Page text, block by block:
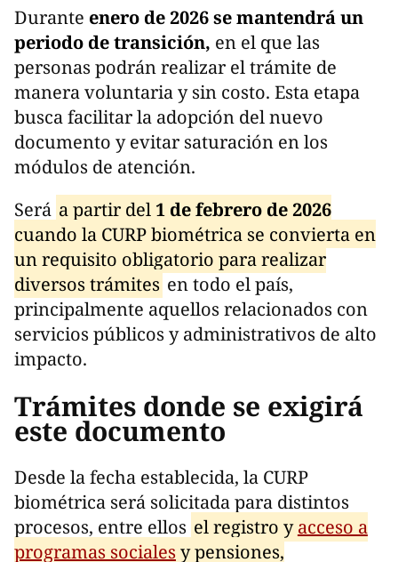
Durante enero de 2026 se mantendrá un
periodo de transición, en el que las
personas podrán realizar el trámite de
manera voluntaria y sin costo. Esta etapa
busca facilitar la adopción del nuevo
documento y evitar saturación en los
módulos de atención.
Será a partir del 1 de febrero de 2026
cuando la CURP biométrica se convierta en
un requisito obligatorio para realizar
diversos trámites en todo el país,
principalmente aquellos relacionados con
servicios públicos y administrativos de alto
impacto.
Trámites donde se exigirá
este documento
Desde la fecha establecida, la CURP
biométrica será solicitada para distintos
procesos, entre ellos el registro yacceso a
programas sociales y pensiones,